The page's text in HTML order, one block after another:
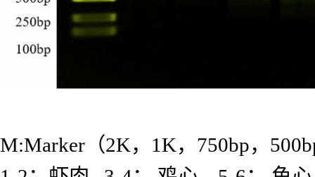
M:Marker（2K，1K，750bp，